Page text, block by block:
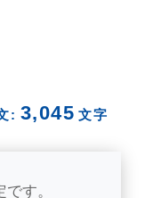
: 3,045 文字
す。